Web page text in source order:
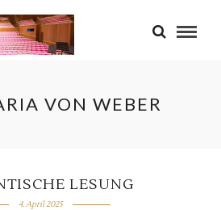
VON WEBER
LESUNG
4. April 2025